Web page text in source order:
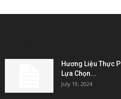
Hương Liệu Thực
Lựa Chọn...
July 19, 2024